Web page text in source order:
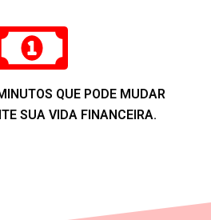
QUE PODE MUDAR
SUA VIDA FINANCEIRA.